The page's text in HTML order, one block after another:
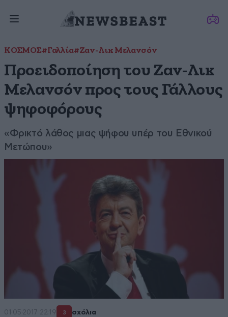
ΚΟΣΜΟΣ#Γαλλία#Ζαν-Λικ Μελανσόν
Προειδοποίηση του Ζαν-Λικ
Μελανσόν προς τους Γάλλους
ψηφοφόρους
«Φρικτό λάθος μιας ψήφου υπέρ του Εθνικού
Μετώπου»
01·05·2017 22:19 3 σχόλια